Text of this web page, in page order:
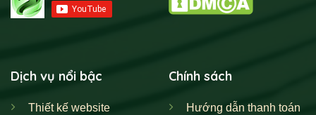
Dịch vụ nổi bậc
Thiết kế website
Chính sách
Hướng dẫn thanh toán